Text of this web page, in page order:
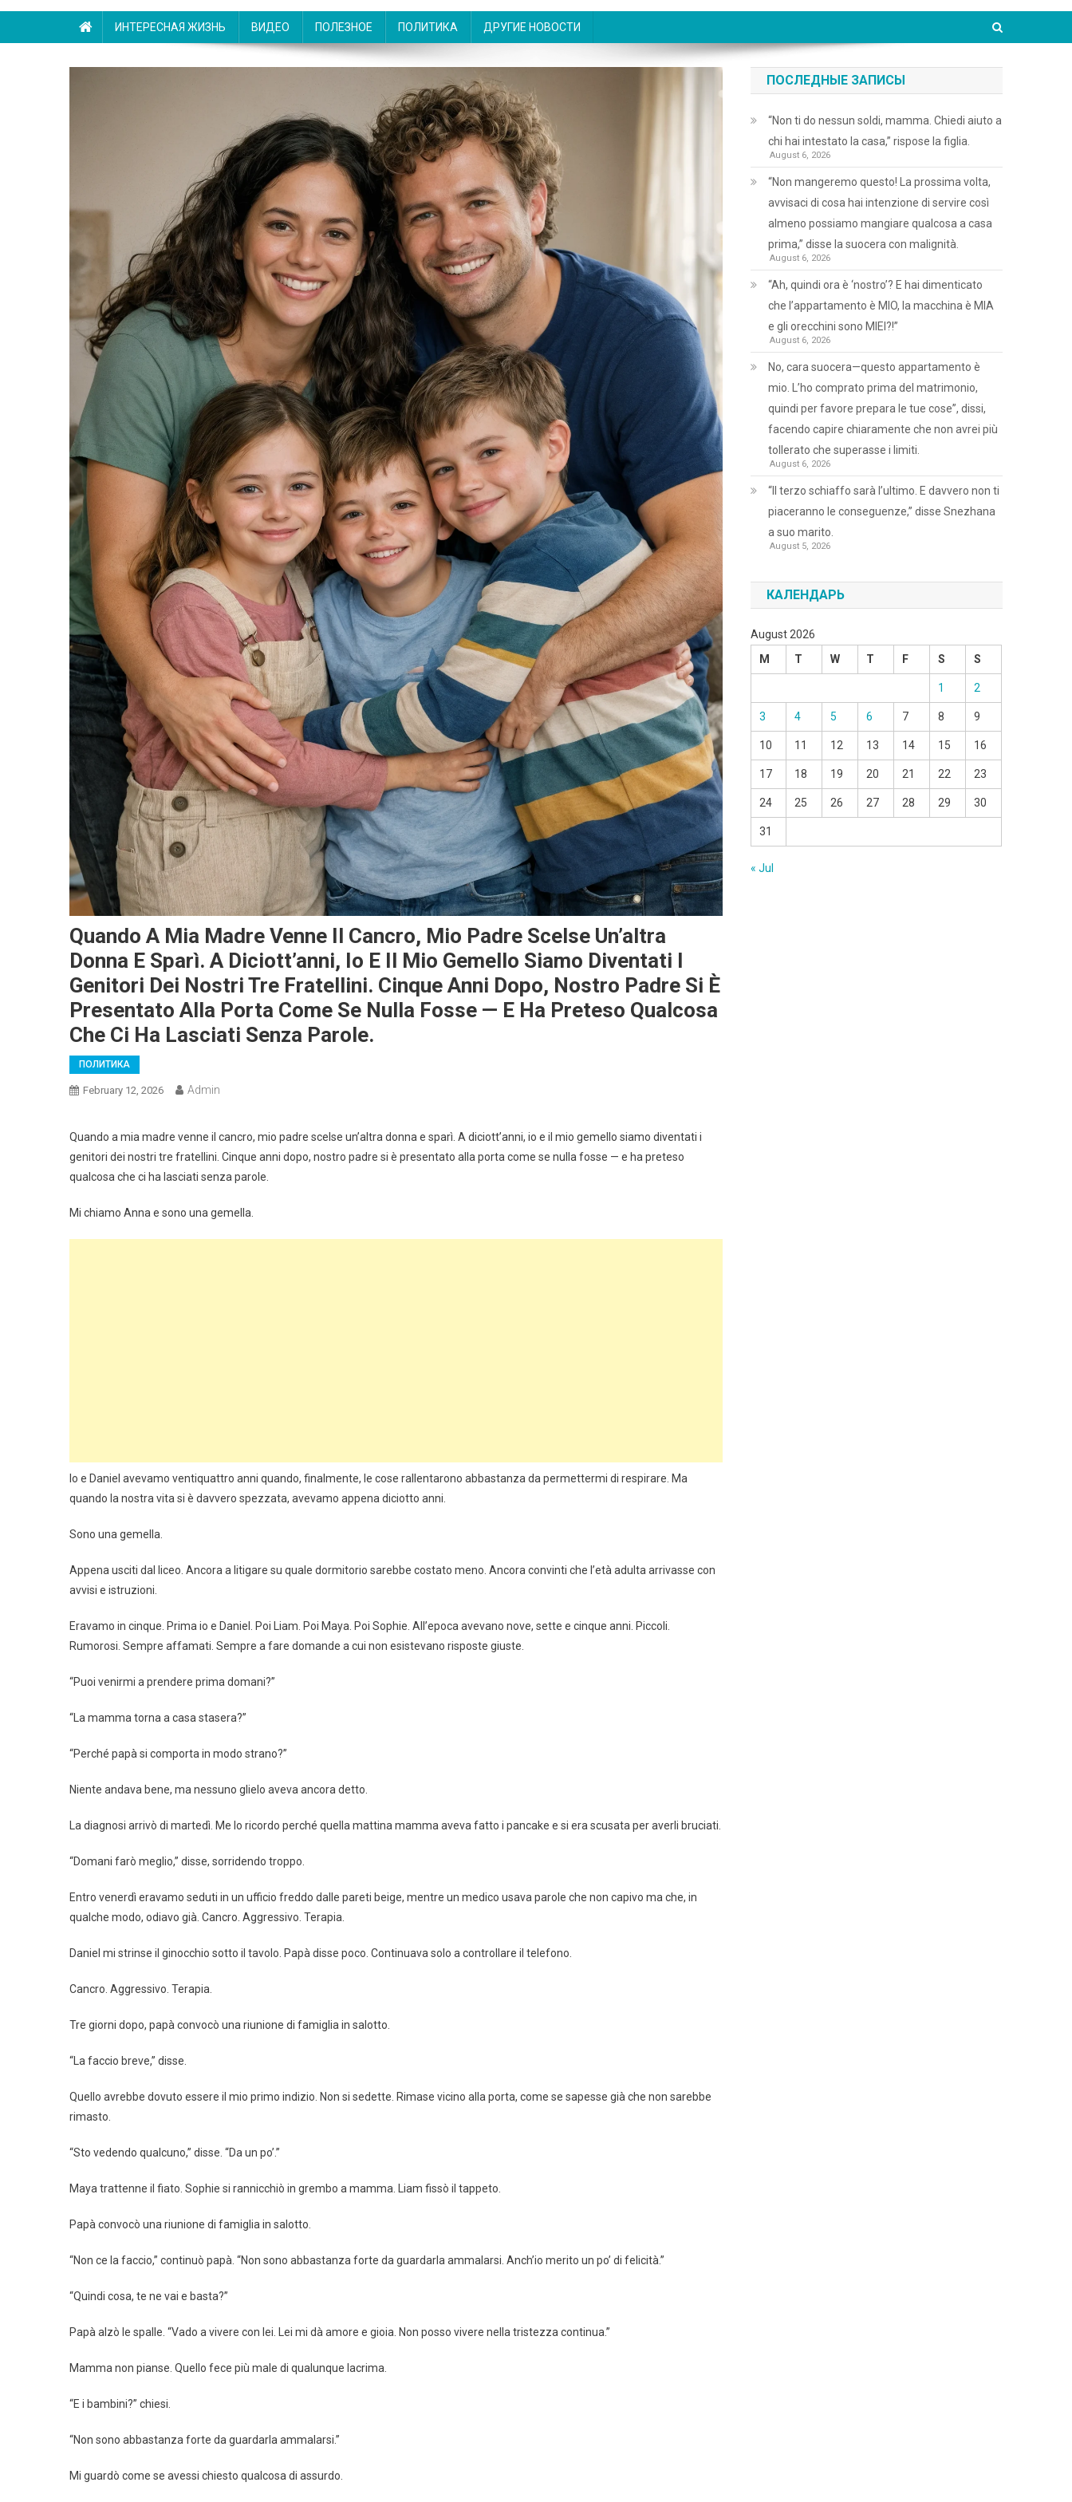
ИНТЕРЕСНАЯ ЖИЗНЬ ВИДЕО ПОЛЕЗНОЕ ПОЛИТИКА ДРУГИЕ НОВОСТИ
Quando A Mia Madre Venne Il Cancro, Mio Padre Scelse Un’altra
Donna E Sparì. A Diciott’anni, Io E Il Mio Gemello Siamo Diventati I
Genitori Dei Nostri Tre Fratellini. Cinque Anni Dopo, Nostro Padre Si È
Presentato Alla Porta Come Se Nulla Fosse — E Ha Preteso Qualcosa
Che Ci Ha Lasciati Senza Parole.
ПОЛИТИКА
February 12, 2026 Admin
Quando a mia madre venne il cancro, mio padre scelse un’altra donna e sparì. A diciott’anni, io e il mio gemello siamo diventati i
genitori dei nostri tre fratellini. Cinque anni dopo, nostro padre si è presentato alla porta come se nulla fosse — e ha preteso
qualcosa che ci ha lasciati senza parole.
Mi chiamo Anna e sono una gemella.
Io e Daniel avevamo ventiquattro anni quando, finalmente, le cose rallentarono abbastanza da permettermi di respirare. Ma
quando la nostra vita si è davvero spezzata, avevamo appena diciotto anni.
Sono una gemella.
Appena usciti dal liceo. Ancora a litigare su quale dormitorio sarebbe costato meno. Ancora convinti che l’età adulta arrivasse con
avvisi e istruzioni.
Eravamo in cinque. Prima io e Daniel. Poi Liam. Poi Maya. Poi Sophie. All’epoca avevano nove, sette e cinque anni. Piccoli.
Rumorosi. Sempre affamati. Sempre a fare domande a cui non esistevano risposte giuste.
“Puoi venirmi a prendere prima domani?”
“La mamma torna a casa stasera?”
“Perché papà si comporta in modo strano?”
Niente andava bene, ma nessuno glielo aveva ancora detto.
La diagnosi arrivò di martedì. Me lo ricordo perché quella mattina mamma aveva fatto i pancake e si era scusata per averli bruciati.
“Domani farò meglio,” disse, sorridendo troppo.
Entro venerdì eravamo seduti in un ufficio freddo dalle pareti beige, mentre un medico usava parole che non capivo ma che, in
qualche modo, odiavo già. Cancro. Aggressivo. Terapia.
Daniel mi strinse il ginocchio sotto il tavolo. Papà disse poco. Continuava solo a controllare il telefono.
Cancro. Aggressivo. Terapia.
Tre giorni dopo, papà convocò una riunione di famiglia in salotto.
“La faccio breve,” disse.
Quello avrebbe dovuto essere il mio primo indizio. Non si sedette. Rimase vicino alla porta, come se sapesse già che non sarebbe
rimasto.
“Sto vedendo qualcuno,” disse. “Da un po’.”
Maya trattenne il fiato. Sophie si rannicchiò in grembo a mamma. Liam fissò il tappeto.
Papà convocò una riunione di famiglia in salotto.
“Non ce la faccio,” continuò papà. “Non sono abbastanza forte da guardarla ammalarsi. Anch’io merito un po’ di felicità.”
“Quindi cosa, te ne vai e basta?”
Papà alzò le spalle. “Vado a vivere con lei. Lei mi dà amore e gioia. Non posso vivere nella tristezza continua.”
Mamma non pianse. Quello fece più male di qualunque lacrima.
“E i bambini?” chiesi.
“Non sono abbastanza forte da guardarla ammalarsi.”
Mi guardò come se avessi chiesto qualcosa di assurdo.
ПОСЛЕДНЫЕ ЗАПИСЫ
“Non ti do nessun soldi, mamma. Chiedi aiuto a
chi hai intestato la casa,” rispose la figlia.
August 6, 2026
“Non mangeremo questo! La prossima volta,
avvisaci di cosa hai intenzione di servire così
almeno possiamo mangiare qualcosa a casa
prima,” disse la suocera con malignità.
August 6, 2026
“Ah, quindi ora è ‘nostro’? E hai dimenticato
che l’appartamento è MIO, la macchina è MIA
e gli orecchini sono MIEI?!”
August 6, 2026
No, cara suocera—questo appartamento è
mio. L’ho comprato prima del matrimonio,
quindi per favore prepara le tue cose”, dissi,
facendo capire chiaramente che non avrei più
tollerato che superasse i limiti.
August 6, 2026
“Il terzo schiaffo sarà l’ultimo. E davvero non ti
piaceranno le conseguenze,” disse Snezhana
a suo marito.
August 5, 2026
КАЛЕНДАРЬ
August 2026
M
T W T F S S
1 2
3 4 5 6 7 8 9
10 11 12 13 14 15 16
17 18 19 20 21 22 23
24 25 26 27 28 29 30
31
« Jul